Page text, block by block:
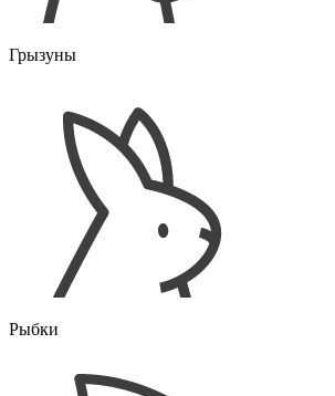
Грызуны
Рыбки